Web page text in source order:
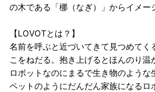
の木である「梛（なぎ）」からイメー
【LOVOTとは？】
名前を呼ぶと近づいてきて見つめてく
こをねだる。抱き上げるとほんのり温
ロボットなのにまるで生き物のような
ペットのようにだんだん家族になるロ